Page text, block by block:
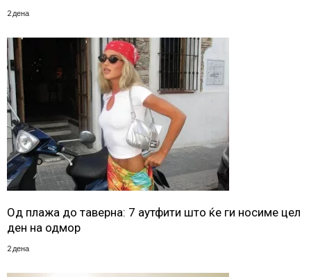
2 дена
Од плажа до таверна: 7 аутфити што ќе ги носиме цел
ден на одмор
2 дена